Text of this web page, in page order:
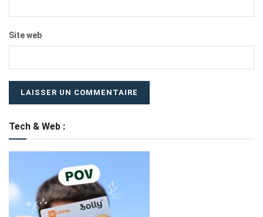
Site web
Tech & Web :